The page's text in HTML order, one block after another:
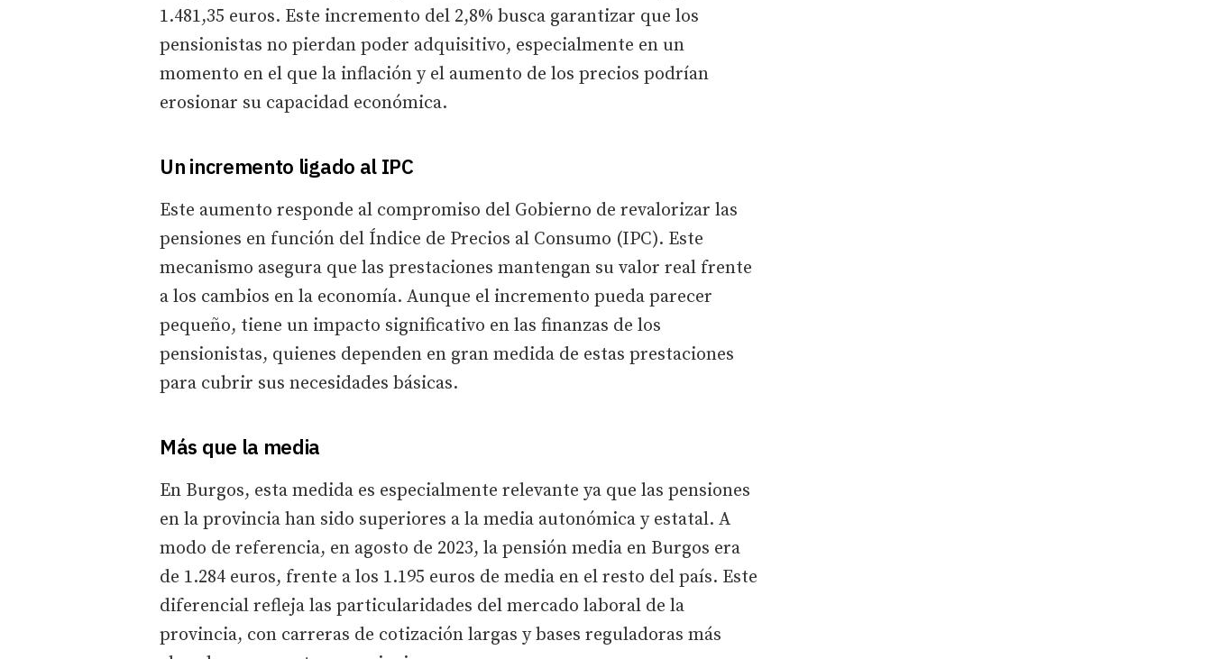
1.481,35 euros. Este incremento del 2,8% busca garantizar que los
pensionistas no pierdan poder adquisitivo, especialmente en un
momento en el que la inflación y el aumento de los precios podrían
erosionar su capacidad económica.
Un incremento ligado al IPC
Este aumento responde al compromiso del Gobierno de revalorizar las
pensiones en función del Índice de Precios al Consumo (IPC). Este
mecanismo asegura que las prestaciones mantengan su valor real frente
a los cambios en la economía. Aunque el incremento pueda parecer
pequeño, tiene un impacto significativo en las finanzas de los
pensionistas, quienes dependen en gran medida de estas prestaciones
para cubrir sus necesidades básicas.
Más que la media
En Burgos, esta medida es especialmente relevante ya que las pensiones
en la provincia han sido superiores a la media autonómica y estatal. A
modo de referencia, en agosto de 2023, la pensión media en Burgos era
de 1.284 euros, frente a los 1.195 euros de media en el resto del país. Este
diferencial refleja las particularidades del mercado laboral de la
provincia, con carreras de cotización largas y bases reguladoras más